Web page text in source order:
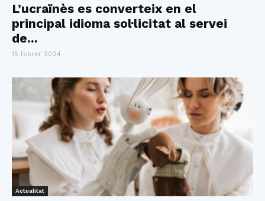
L’ucraïnès es converteix en el
principal idioma sol·licitat al servei
de...
15 febrer 2024
Actualitat